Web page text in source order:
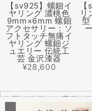
【sv925】螺鈿イ
ヤリング 濃桃色
9mm×6mm 螺鈿
アクセサリー：ソ
フトタッチ無痛イ
ヤリング 螺鈿ジ
ュエリー 伝統工
芸 金沢漆器
¥28,600
リ
型
全国の皆様より震災に